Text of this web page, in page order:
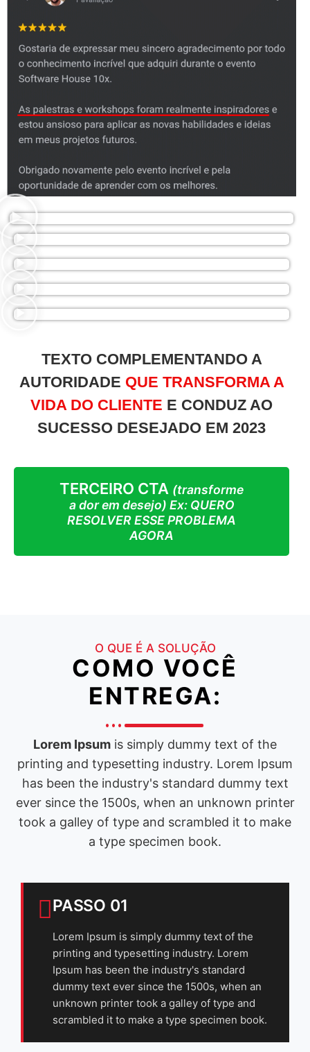
TEXTO COMPLEMENTANDO A
AUTORIDADE QUE TRANSFORMA A
VIDA DO CLIENTE E CONDUZ AO
SUCESSO DESEJADO EM 2023
TERCEIRO CTA (transforme
a dor em desejo) Ex: QUERO
RESOLVER ESSE PROBLEMA
AGORA
O QUE É A SOLUÇÃO
COMO VOCÊ
ENTREGA:
Lorem Ipsum is simply dummy text of the
printing and typesetting industry. Lorem Ipsum
has been the industry's standard dummy text
ever since the 1500s, when an unknown printer
took a galley of type and scrambled it to make
a type specimen book.
PASSO 01
Lorem Ipsum is simply dummy text of the
printing and typesetting industry. Lorem
Ipsum has been the industry's standard
dummy text ever since the 1500s, when an
unknown printer took a galley of type and
scrambled it to make a type specimen book.